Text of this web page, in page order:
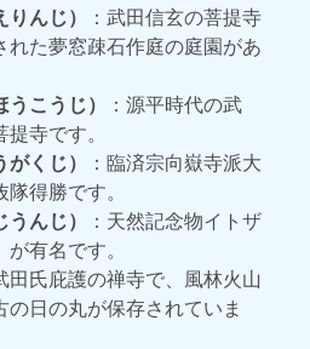
んじ）
：武田信玄の菩提寺
れた夢窓疎石作庭の庭園があ
こうじ）
：源平時代の武
寺です。
くじ）
：臨済宗向嶽寺派大
得勝です。
んじ）
：天然記念物イトザ
有名です。
田氏庇護の禅寺で、風林火山
日の丸が保存されていま